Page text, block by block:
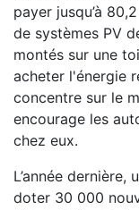
payer jusqu’à
de systèmes PV
montés sur une
acheter l'énergie
concentre sur le
encourage les
chez eux.
L’année
doter 30 000